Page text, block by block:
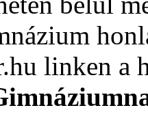
linken a